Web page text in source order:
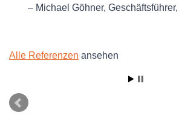
Michael Göhner Geschäftsführer
Alle Referenzen ansehen